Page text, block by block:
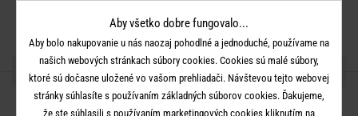
ĎALŠIE PRODUKTY ZO SÉRIE
Aby všetko dobre fungovalo...
Aby bolo nakupovanie u nás naozaj pohodlné a jednoduché, používame na
našich webových stránkach súbory cookies. Cookies sú malé súbory,
ktoré sú dočasne uložené vo vašom prehliadači. Návštevou tejto webovej
stránky súhlasíte s používaním základných súborov cookies. Ďakujeme,
že ste súhlasili s používaním marketingových cookies kliknutím na